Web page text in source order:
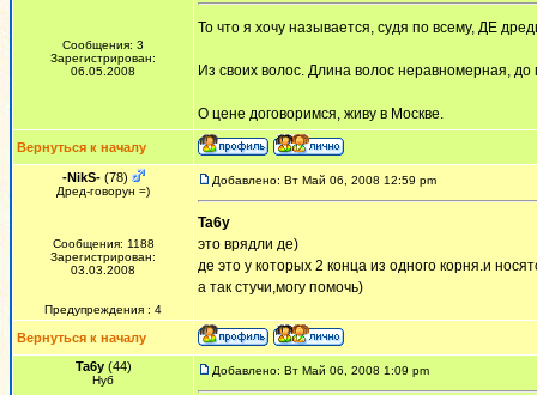
Сообщения: 3
Зарегистрирован:
06.05.2008
То что я хочу называется, судя по всему, ДЕ
Из своих волос. Длина волос неравномерная, до
О цене договоримся, живу в Москве.
Вернуться к началу
-NikS-(78)
Дред-говорун =)
Сообщения: 1188
Зарегистрирован:
03.03.2008
Предупреждения : 4
Добавлено: Вт Май 06, 2008 12:59 pm
Ta6y
это врядли де)
де это у которых 2 конца из одного корня.и
а так стучи,могу помочь)
Вернуться к началу
Ta6y(44)
Нуб
Добавлено: Вт Май 06, 2008 1:09 pm